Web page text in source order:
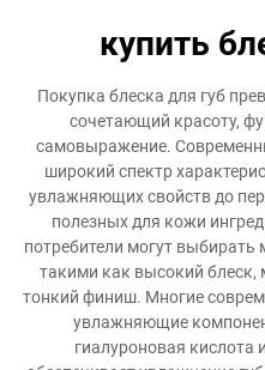
купить
Покупка блеска для губ
сочетающий красоту,
самовыражение.
широкий спектр
увлажняющих свойств до
полезных для кожи
потребители могут
такими как высокий блеск,
тонкий финиш. Многие
увлажняющие
гиалуроновая кислота